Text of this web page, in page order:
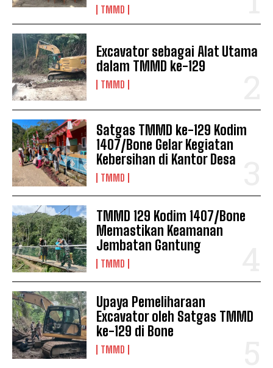
TMMD
Excavator sebagai Alat Utama
dalam TMMD ke-129
TMMD
Satgas TMMD ke-129 Kodim
1407/Bone Gelar Kegiatan
Kebersihan di Kantor Desa
TMMD
TMMD 129 Kodim 1407/Bone
Memastikan Keamanan
Jembatan Gantung
TMMD
Upaya Pemeliharaan
Excavator oleh Satgas TMMD
ke-129 di Bone
TMMD